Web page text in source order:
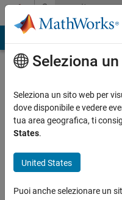
Vai al contenutoCommunity
Profile
Tae-
Woong
Chung
Sejong
Seleziona
Seleziona un sito web per
dove disponibile e vedere
tua area geografica, ti
States.
United States
Puoi anche selezionare un